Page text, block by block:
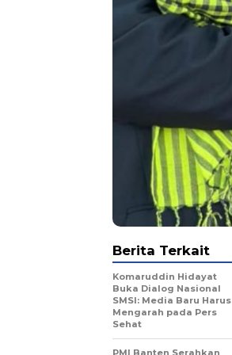
Berita Terkait
Komaruddin Hidayat
Buka Dialog Nasional
SMSI: Media Baru Harus
Mengarah pada Pers
Sehat